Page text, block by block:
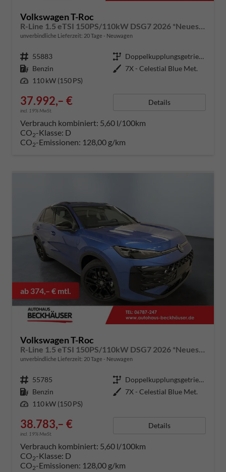
Volkswagen T-Roc
R-Line 1.5 eTSI 150PS/110kW DSG7 2026 *Neues Modell* | +AHK +BlackStyle +19" ALU +IQ.Licht-Matrix
unverbindliche Lieferzeit: 20 Tage Neuwagen
Fahrzeugnummer 55883 Getriebe
Doppelkupplungsgetriebe (DSG)
Kraftstoff Benzin Außenfarbe 7X - Celestial Blue Met.
Leistung 110 kW (150 PS)
37.992,– €
incl. 19% MwSt.
Details
Verbrauch kombiniert: 5,60 l/100km
CO2-Klasse: D
CO2-Emissionen: 128,00 g/km
ab 374,– € mtl.
Volkswagen T-Roc
R-Line 1.5 eTSI 150PS/110kW DSG7 2026 *Neues Modell* | +AHK +BlackStyle +19" ALU +IQ.Licht-Matrix +NAVI
unverbindliche Lieferzeit: 20 Tage Neuwagen
Fahrzeugnummer 55785 Getriebe
Doppelkupplungsgetriebe (DSG)
Kraftstoff Benzin Außenfarbe 7X - Celestial Blue Met.
Leistung 110 kW (150 PS)
38.783,– €
incl. 19% MwSt.
Details
Verbrauch kombiniert: 5,60 l/100km
CO2-Klasse: D
CO2-Emissionen: 128,00 g/km